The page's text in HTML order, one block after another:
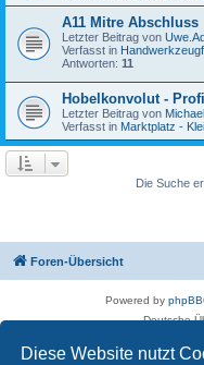
Diese Website nutzt
A11 Mitre Abschluss
Letzter Beitrag von
Verfasst in
Antworten: 11
Hobelkonvolut -
Letzter Beitrag von
Verfasst in Marktplatz -
Die Suche
Foren-Übersicht
Powered by phpBB
Deutsche